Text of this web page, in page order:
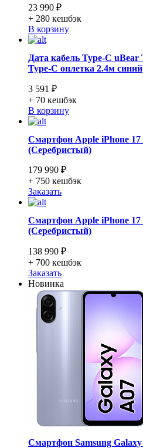
23 990 ₽
+ 280 кешбэк
В корзину
Дата кабель Type-C
Type-C оплетка 2.4м синий
3 591 ₽
+ 70 кешбэк
В корзину
Смартфон Apple iPhone
(Серебристый)
179 990 ₽
+ 750 кешбэк
Заказать
Смартфон Apple iPhone 17
(Серебристый)
138 990 ₽
+ 700 кешбэк
Заказать
Новинка
Смартфон Samsung